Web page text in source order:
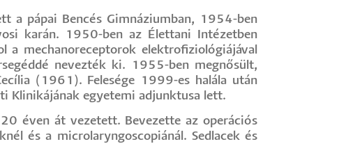
a pápai Bencés Gimnáziumban, 1954-ben
karán. 1950-ben az Élettani Intézetben
a mechanoreceptorok elektrofiziológiájával
nevezték ki. 1955-ben megnősült,
(1961). Felesége 1999-es halála után
Klinikájának egyetemi adjunktusa lett.
éven át vezetett. Bevezette az operációs
és a microlaryngoscopiánál. Sedlacek és